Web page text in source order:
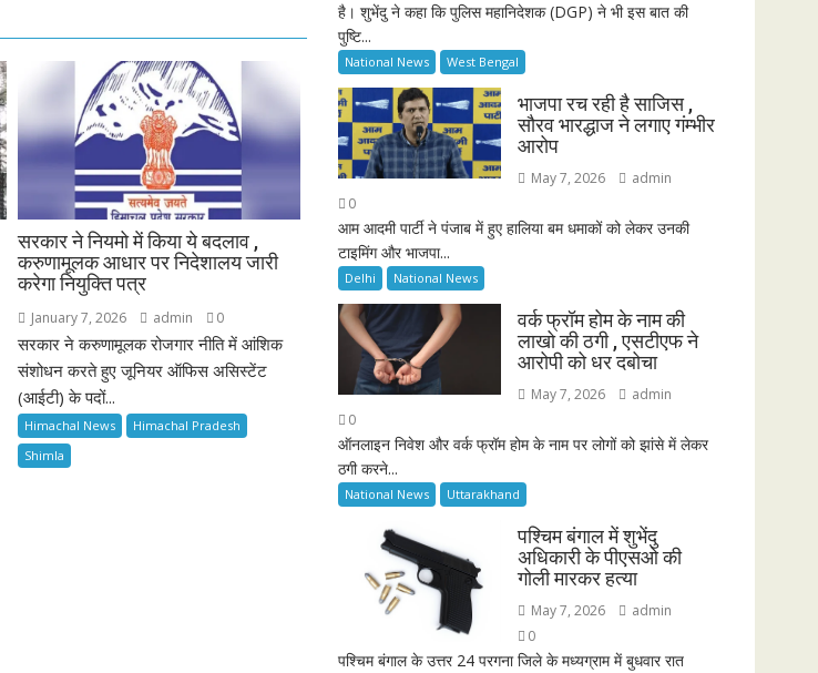
सरकार ने नियमो में किया ये बदलाव ,
करुणामूलक आधार पर निदेशालय जारी
करेगा नियुक्ति पत्र
January 7, 2026 admin 0
सरकार ने करुणामूलक रोजगार नीति में आंशिक
संशोधन करते हुए जूनियर ऑफिस असिस्टेंट
(आईटी) के पदों...
Himachal News
Himachal Pradesh
Shimla
है। शुभेंदु ने कहा कि पुलिस महानिदेशक (DGP) ने भी इस बात की
पुष्टि...
National News West Bengal
भाजपा रच रही है साजिस ,
सौरव भारद्धाज ने लगाए गंम्भीर
आरोप
May 7, 2026
admin
0
आम आदमी पार्टी ने पंजाब में हुए हालिया बम धमाकों को लेकर उनकी
टाइमिंग और भाजपा...
Delhi National News
वर्क फ्रॉम होम के नाम की
लाखो की ठगी , एसटीएफ ने
आरोपी को धर दबोचा
May 7, 2026
admin
0
ऑनलाइन निवेश और वर्क फ्रॉम होम के नाम पर लोगों को झांसे में लेकर
ठगी करने...
National News Uttarakhand
पश्चिम बंगाल में शुभेंदु
अधिकारी के पीएसओ की
गोली मारकर हत्या
May 7, 2026
admin
0
पश्चिम बंगाल के उत्तर 24 परगना जिले के मध्यग्राम में बुधवार रात